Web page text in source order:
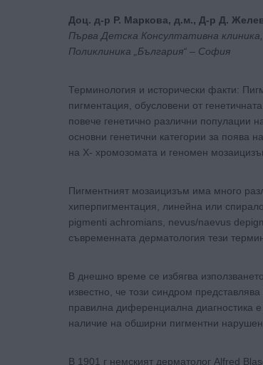
Доц. д-р Р. Маркова, д.м., Д-р Д.
Първа Детска Консултативна
Поликлиника „България“ – София
Терминология и исторически факти:
пигментация, обусловени от
повече генетично различни популации
основни генетични категории за поява
на Х- хромозомата и геномен
Пигментният мозаицизъм има много
хиперпигментация, линейна или
pigmenti achromians, nevus/naevus
съвременната дерматология тези
В днешно време се избягва
известно, че този синдром
правилна диференциална диагностика
наличие на обширни пигментни
В 1901 г немският дерматолог Alfred